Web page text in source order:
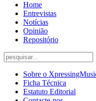
Home
Entrevistas
Notícias
Opinião
Repositório
Sobre o
Ficha Técnica
Estatuto Editorial